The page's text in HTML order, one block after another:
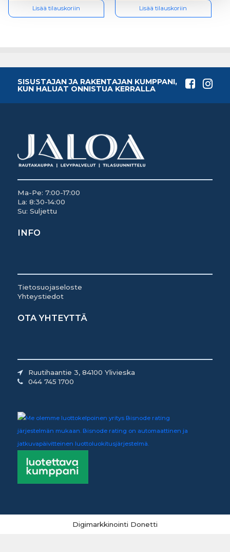
Lisää tilauskoriin Lisää tilauskoriin
SISUSTAJAN JA RAKENTAJAN KUMPPANI,
KUN HALUAT ONNISTUA KERRALLA
Ma-Pe: 7:00-17:00
La: 8:30-14:00
Su: Suljettu
INFO
Tietosuojaseloste
Yhteystiedot
OTA YHTEYTTÄ
Ruutihaantie 3, 84100 Ylivieska
044 745 1700
Digimarkkinointi Donetti